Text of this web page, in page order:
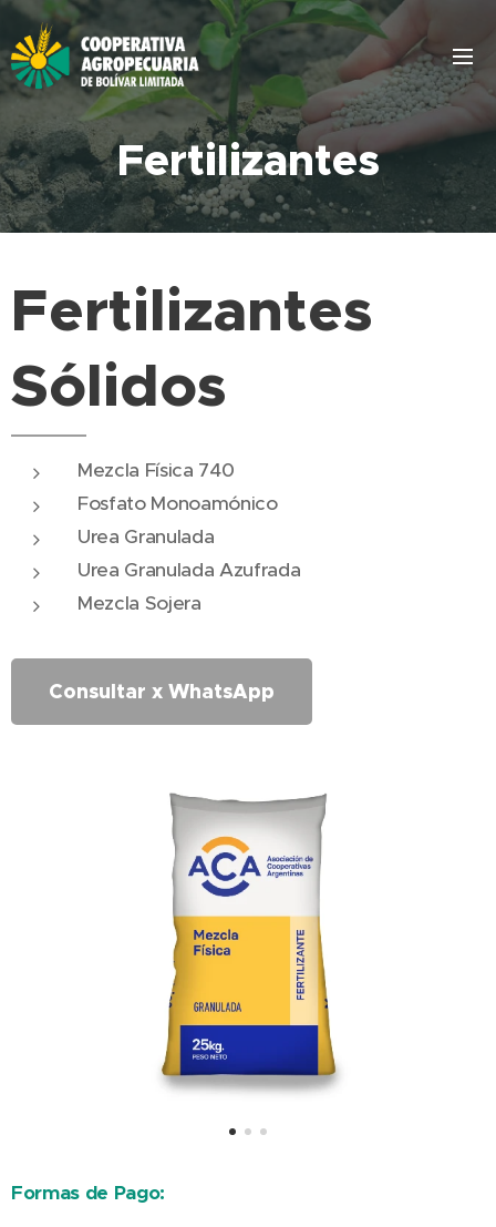
Fertilizantes
Fertilizantes
Sólidos
Mezcla Física 740
Fosfato Monoamónico
Urea Granulada
Urea Granulada Azufrada
Mezcla Sojera
Consultar x WhatsApp
Formas de Pago: